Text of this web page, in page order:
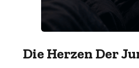
Die Herzen Der